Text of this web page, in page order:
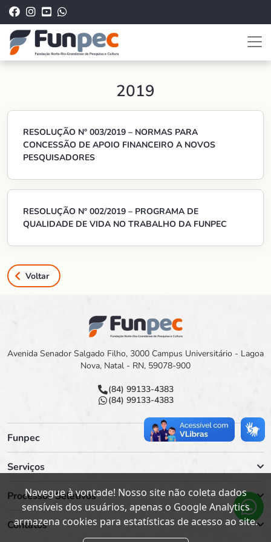
2019
RESOLUÇÃO N° 003/2019 – NORMAS PARA
CONCESSÃO DE APOIO FINANCEIRO A NOVOS
PESQUISADORES
RESOLUÇÃO N° 002/2019 – PROGRAMA DE
QUALIDADE DE VIDA NO TRABALHO DA FUNPEC
Voltar
Avenida Senador Salgado Filho, 3000 Campus Universitário - Lagoa
Nova, Natal - RN, 59078-900
(84) 99133-4383
(84) 99133-4383
Funpec
Serviços
Processos Seletivos
Contatos
Navegue à vontade! Nosso site não coleta dados
sensíveis dos usuários, apenas o Google Analytics
armazena cookies para estatísticas de acesso ao site.